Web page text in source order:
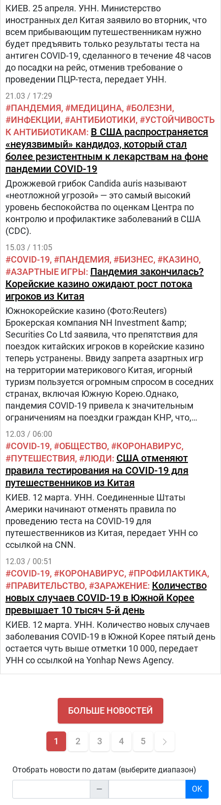
КИЕВ. 25 апреля. УНН. Министерство
иностранных дел Китая заявило во вторник, что
всем прибывающим путешественникам нужно
будет предъявить только результаты теста на
антиген COVID-19, сделанного в течение 48 часов
до посадки на рейс, отменив требование о
проведении ПЦР-теста, передает УНН.
21.03 / 17:29
ПАНДЕМИЯ МЕДИЦИНА
БОЛЕЗНИ
ИНФЕКЦИИ
АНТИБИОТИКИ
УСТОЙЧИВОСТЬ
К АНТИБИОТИКАМ В США распространяется
«неуязвимый» кандидоз, который стал
более резистентным к лекарствам на фоне
пандемии COVID-19
Дрожжевой грибок Candida auris называют
«неотложной угрозой» — это самый высокий
уровень беспокойства по оценкам Центра по
контролю и профилактике заболеваний в США
(CDC).
15.03 / 11:05
COVID-19 ПАНДЕМИЯ БИЗНЕС
КАЗИНО
АЗАРТНЫЕ ИГРЫ Пандемия закончилась?
Корейские казино ожидают рост потока
игроков из Китая
Южнокорейские казино (Фото:Reuters)
Брокерская компания NH Investment &amp;
Securities Co Ltd заявила, что препятствия для
поездок китайских игроков в корейские казино
теперь устранены. Ввиду запрета азартных игр
на территории материкового Китая, игорный
туризм пользуется огромным спросом в соседних
странах, включая Южную Корею.Однако,
пандемия COVID-19 привела к значительным
ограничениям на поездки граждан КНР, что,
в свою очередь, снизило пассажиропоток
из Китая.С середины марта власти Китая
возобновили выдачу виз всех типов и открыли
свои границы для иностранных туристов.
12.03 / 06:00
COVID-19 ОБЩЕСТВО
КОРОНАВИРУС
ПУТЕШЕСТВИЯ
ЛЮДИ США отменяют
правила тестирования на COVID-19 для
путешественников из Китая
КИЕВ. 12 марта. УНН. Соединенные Штаты
Америки начинают отменять правила по
проведению теста на COVID-19 для
путешественников из Китая, передает УНН со
ссылкой на CNN.
12.03 / 00:51
COVID-19 КОРОНАВИРУС
ПРОФИЛАКТИКА
ПРАВИТЕЛЬСТВО
ЗАРАЖЕНИЕ Количество
новых случаев COVID-19 в Южной Корее
превышает 10 тысяч 5-й день
КИЕВ. 12 марта. УНН. Количество новых случаев
заболевания COVID-19 в Южной Корее пятый день
остается чуть выше отметки 10 000, передает
УНН со ссылкой на Yonhap News Agency.
БОЛЬШЕ НОВОСТЕЙ
1 2 3 4 5
Отобрать новости по датам (выберите диапазон)
— OK